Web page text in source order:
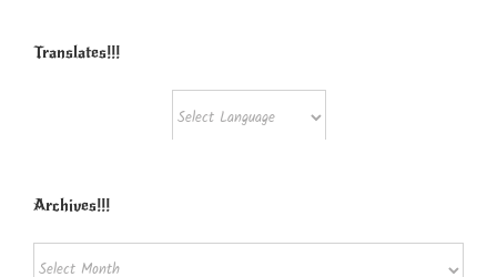
Translates!!!
Archives!!!
Archives!!!